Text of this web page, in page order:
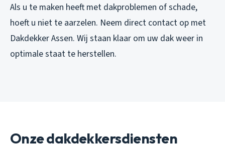
Als u te maken heeft met dakproblemen of schade,
hoeft u niet te aarzelen. Neem direct contact op met
Dakdekker Assen. Wij staan klaar om uw dak weer in
optimale staat te herstellen.
Onze dakdekkersdiensten